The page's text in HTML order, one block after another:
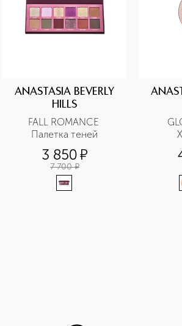
ANASTASIA BEVERLY
HILLS
FALL ROMANCE
Палетка теней
3 850¤
7 700 ¤